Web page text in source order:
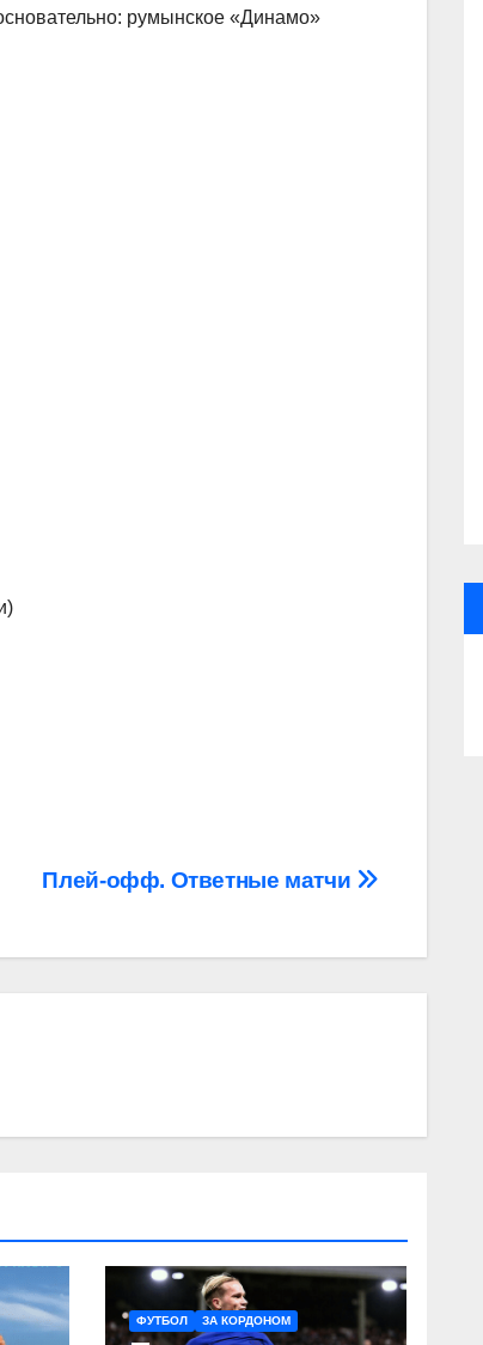
румынское «Динамо»
Плей-офф. Ответные матчи
ФУТБОЛ ЗА КОРДОНОМ